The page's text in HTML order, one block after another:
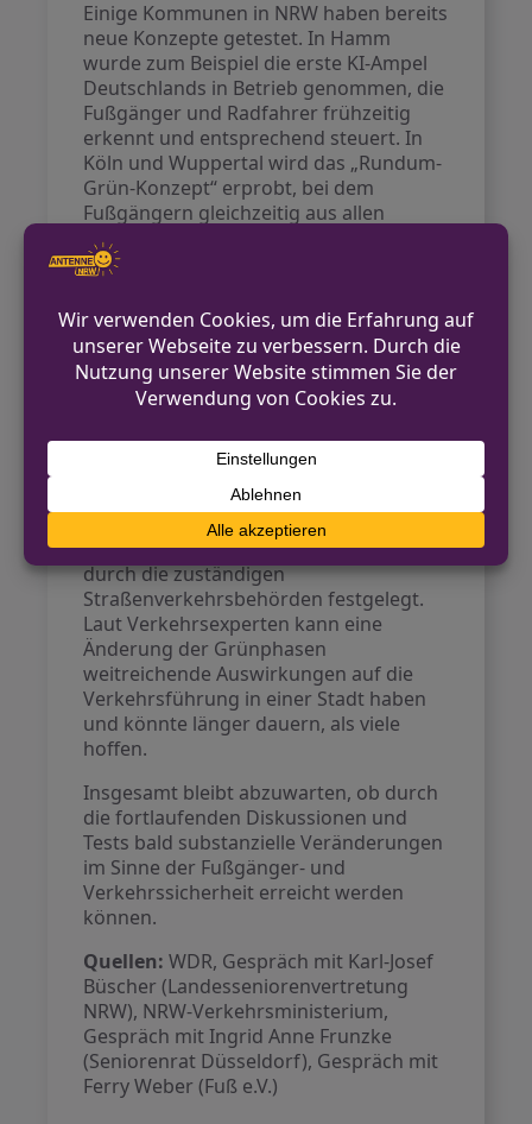
Einige Kommunen in NRW haben bereits
neue Konzepte getestet. In Hamm
wurde zum Beispiel die erste KI-Ampel
Deutschlands in Betrieb genommen, die
Fußgänger und Radfahrer frühzeitig
erkennt und entsprechend steuert. In
Köln und Wuppertal wird das „Rundum-
Grün-Konzept“ erprobt, bei dem
Fußgängern gleichzeitig aus allen
Richtungen Grün angezeigt wird.
Solingen hat zudem Ampeln mit
zeigen, wie lange Fußgänger noch
warten müssen.
Gesetzliche und technische
Trotz positiver Ansätze gibt es nicht nur
technische Herausforderungen,
sondern auch gesetzliche Vorgaben. Die
konkreten Ampelschaltungen werden
durch die zuständigen
Straßenverkehrsbehörden festgelegt.
Laut Verkehrsexperten kann eine
Änderung der Grünphasen
weitreichende Auswirkungen auf die
Verkehrsführung in einer Stadt haben
und könnte länger dauern, als viele
hoffen.
Insgesamt bleibt abzuwarten, ob durch
die fortlaufenden Diskussionen und
Tests bald substanzielle Veränderungen
im Sinne der Fußgänger- und
Verkehrssicherheit erreicht werden
können.
Quellen: WDR, Gespräch mit Karl-Josef
Büscher (Landesseniorenvertretung
NRW), NRW-Verkehrsministerium,
Gespräch mit Ingrid Anne Frunzke
(Seniorenrat Düsseldorf), Gespräch mit
Ferry Weber (Fuß e.V.)